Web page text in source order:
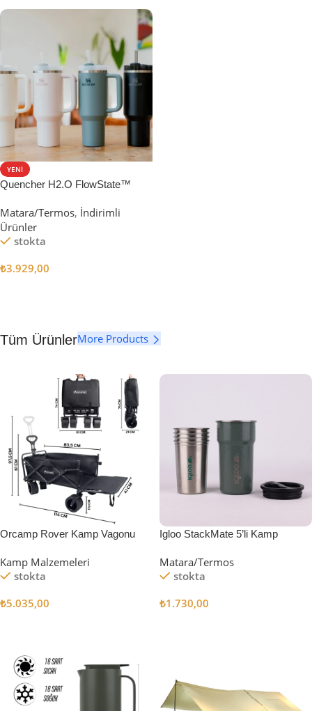
YENI
Quencher H2.O FlowState™
Matara/Termos, İndirimli
Ürünler
stokta
₺3.929,00
Tüm ÜrünlerMore Products
Orcamp Rover Kamp Vagonu
Kamp Malzemeleri
stokta
₺5.035,00
Igloo StackMate 5’li Kamp
Matara/Termos
stokta
₺1.730,00